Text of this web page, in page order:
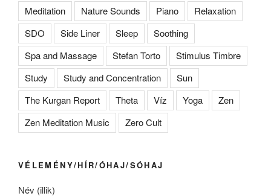
Meditation Nature Sounds Piano
Relaxation
SDO
Side Liner Sleep
Soothing
Spa and Massage
Stefan Torto
Stimulus Timbre
Study
Study and Concentration
Sun
The Kurgan Report
Theta Víz Yoga
Zen
Zen Meditation Music
Zero Cult
VÉLEMÉNY/HÍR/ÓHAJ/SÓHAJ
Név (illik)